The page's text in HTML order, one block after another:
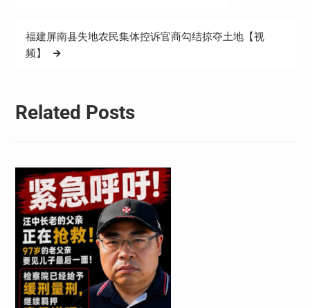
导
航
福建屏南县失地农民集体控诉官商勾结掠夺土地【视
频】
Related Posts